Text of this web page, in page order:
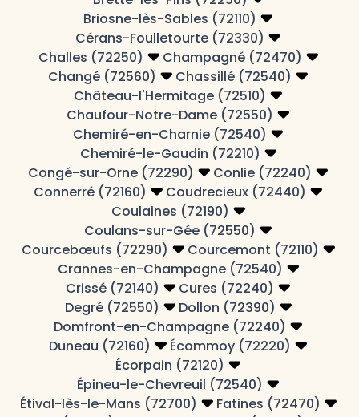
Briosne-lès-Sables (72110)
Cérans-Foulletourte (72330)
Challes (72250)
Champagné (72470)
Changé (72560)
Chassillé (72540)
Château-l'Hermitage (72510)
Chaufour-Notre-Dame (72550)
Chemiré-en-Charnie (72540)
Chemiré-le-Gaudin (72210)
Congé-sur-Orne (72290)
Conlie (72240)
Connerré (72160)
Coudrecieux (72440)
Coulaines (72190)
Coulans-sur-Gée (72550)
Courcebœufs (72290)
Courcemont (72110)
Crannes-en-Champagne (72540)
Crissé (72140)
Cures (72240)
Degré (72550)
Dollon (72390)
Domfront-en-Champagne (72240)
Duneau (72160)
Écommoy (72220)
Écorpain (72120)
Épineu-le-Chevreuil (72540)
Étival-lès-le-Mans (72700)
Fatines (72470)